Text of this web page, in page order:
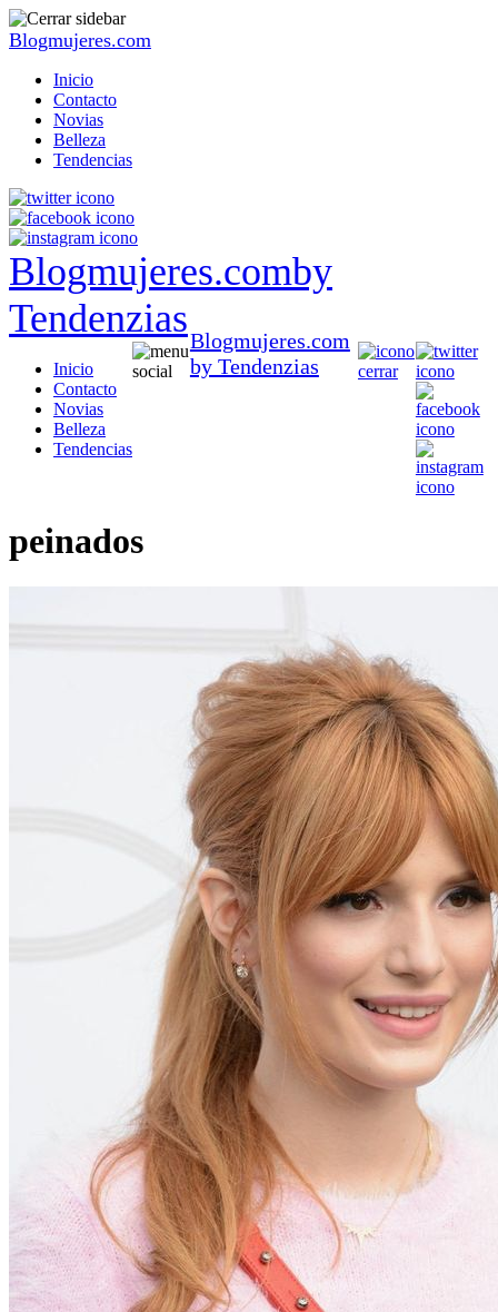
Blogmujeres.com
Inicio
Contacto
Novias
Belleza
Tendencias
Blogmujeres.comby
Tendenzias
Inicio
Contacto
Novias
Belleza
Tendencias
Blogmujeres.com
by Tendenzias
peinados